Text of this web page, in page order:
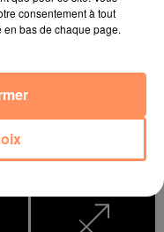
consentement à tout
bas de chaque page.